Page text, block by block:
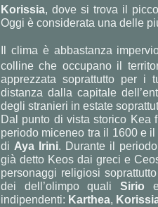
Korissia, dove si trova il
Oggi è considerata una delle
Il clima è abbastanza
colline che occupano il
apprezzata soprattutto per i
distanza dalla capitale
degli stranieri in estate
Dal punto di vista storico Kea
periodo miceneo tra il 1600 e
di Aya Irini. Durante il
già detto Keos dai greci e
personaggi religiosi
dei dell’olimpo qualiSirio
indipendenti: Karthea,